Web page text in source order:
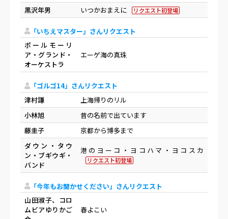
黒沢年男 いつかおまえに リクエスト初登場
「いちえマスター」さんリクエスト
ポールモーリ
ア・グランド・
オーケストラ
エーゲ海の真珠
「ゴルゴ14」さんリクエスト
津村謙
上海帰りのリル
小林旭
昔の名前で出ています
藤圭子
京都から博多まで
ダウン・タウ
ン・ブギウギ・
バンド
港のヨーコ・ヨコハマ・ヨコスカ
リクエスト初登場
「今年もお聞かせください」さんリクエスト
山田淑子、コロ
ムビアゆりかご
春よこい